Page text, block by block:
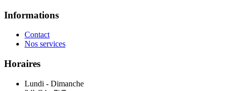
Informations
Contact
Nos services
Horaires
Lundi - Dimanche